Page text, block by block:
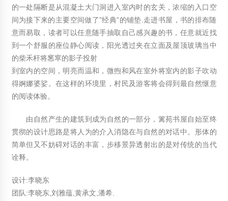
的一处隔断是从混凝土大门洞进入室内时的玄关，浓缩的入口空
间为接下来的主要空间做了”经典”的铺垫.走进书屋，书的排布随
意而易取，读者可以任意随手抽取自己感兴趣的书，任意就近找
到一个舒服的座位静心阅读，阳光透过夹在立面及屋顶玻璃当中
的柴禾杆将窸窣的影子投射
到室内的空间，明亮而温和，微煦和风在室外将室内的影子吹动
得婀娜婆娑。在这样的环境里，村民及游客将会得到最自然惬意
的阅读体验。
由自然产生的建筑到成为自然的一部分，篱苑书屋自始至终
贯彻的设计思路是将人为的介入消隐在与自然的对话中。形体的
简单但又不妨碍对话的丰富，步移景异透射出的是对传统的当代
诠释。
设计:李晓东
团队:李晓东,刘雅蕴,黄承文,潘希.